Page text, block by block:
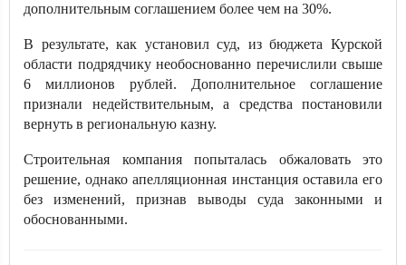
дополнительным соглашением более чем на 30%.
В результате, как установил суд, из бюджета Курской
области подрядчику необоснованно перечислили свыше
6 миллионов рублей. Дополнительное соглашение
признали недействительным, а средства постановили
вернуть в региональную казну.
Строительная компания попыталась обжаловать это
решение, однако апелляционная инстанция оставила его
без изменений, признав выводы суда законными и
обоснованными.